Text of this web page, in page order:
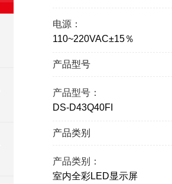
电源：
110~220VAC±15％
产品型号
产品型号：
DS-D43Q40FI
产品类别
产品类别：
室内全彩LED显示屏